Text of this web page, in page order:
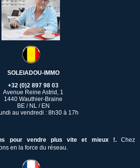
SOLEIADOU-IMMO
+32 (0)2 897 98 03
Avenue Reine Astrid, 1
1440 Wauthier-Braine
BE / NL / EN
au vendredi : 8h30 à 17h
pour vendre plus vite et mieux !. Chez
en la force du réseau.